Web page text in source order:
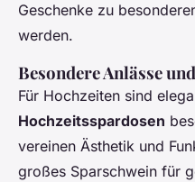
Geschenke zu
werden.
Besondere Anlässe
Für Hochzeiten sind
Hochzeitsspardosen
vereinen Ästhetik und
großes Sparschwein für